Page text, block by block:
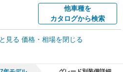
他車種を
カタログから検索
車買取相場
見る 価格・相場を閉じる